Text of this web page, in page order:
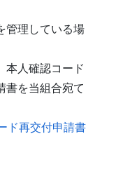
理している場
人確認コード
書を当組合宛て
ド再交付申請書